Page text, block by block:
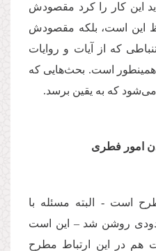
این کار را کرد مقصودش
این است، بلکه مقصودش
که از آیات و روایات
است. بحث‌هایی که
که به یقین برسد.
امور فطری
است - البته مسئله با
روشن شد – این است
هم در این ارتباط مطرح